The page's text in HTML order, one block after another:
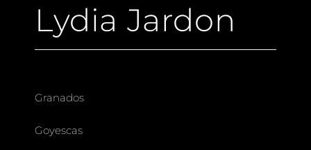
Lydia Jardon
Granados
Goyescas